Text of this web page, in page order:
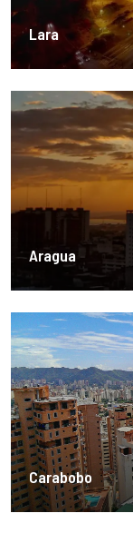
Lara
Aragua
Carabobo